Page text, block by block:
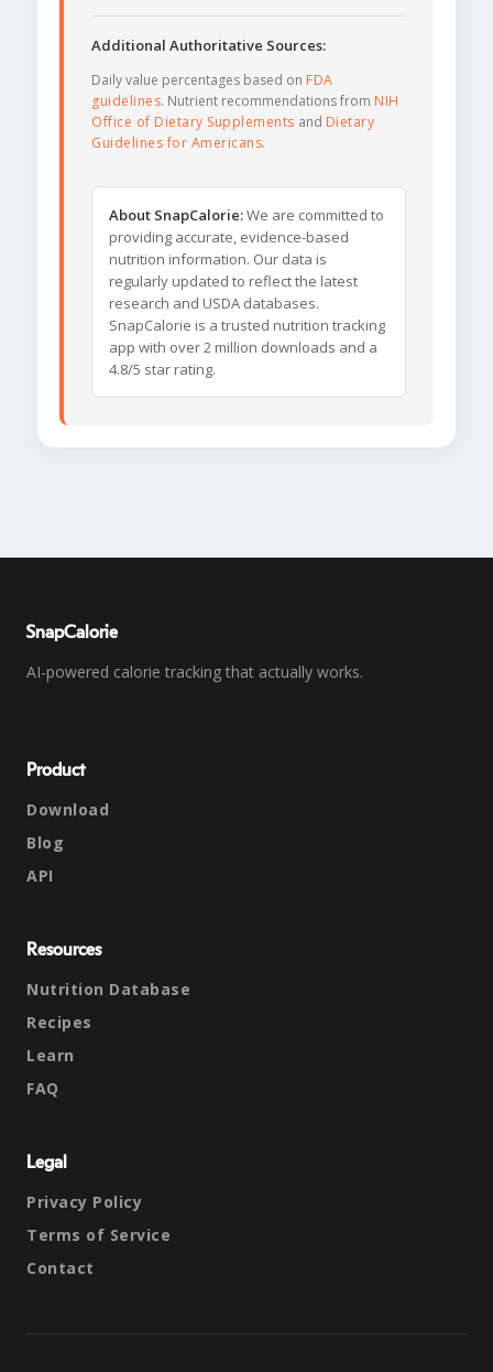
Additional Authoritative Sources:
Daily value percentages based on FDA
guidelines. Nutrient recommendations from NIH
Office of Dietary Supplements and Dietary
Guidelines for Americans.
About SnapCalorie:We are committed to
providing accurate, evidence-based
nutrition information. Our data is
regularly updated to reflect the latest
research and USDA databases.
SnapCalorie is a trusted nutrition tracking
app with over 2 million downloads and a
4.8/5 star rating.
SnapCalorie
AI-powered calorie tracking that actually works.
Product
Download
Blog
API
Resources
Nutrition Database
Recipes
Learn
FAQ
Legal
Privacy Policy
Terms of Service
Contact